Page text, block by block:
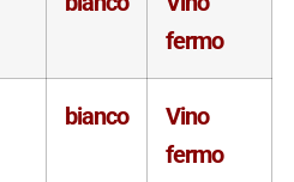
fermo
bianco
Vino
fermo